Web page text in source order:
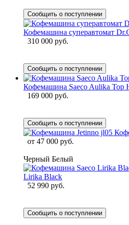
Сообщить о поступлении
Кофемашина суперавтомат
310 000 руб.
Сообщить о поступлении
Кофемашина Saeco Aulika Top
169 000 руб.
Сообщить о поступлении
от 47 000 руб.
Черный Белый
Lirika Black
52 990 руб.
Сообщить о поступлении